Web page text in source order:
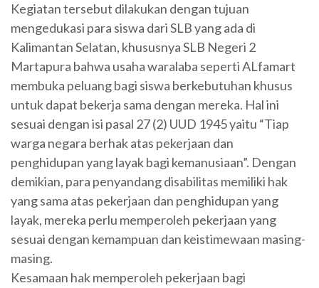
Kegiatan tersebut dilakukan dengan tujuan
mengedukasi para siswa dari SLB yang ada di
Kalimantan Selatan, khususnya SLB Negeri 2
Martapura bahwa usaha waralaba seperti ALfamart
membuka peluang bagi siswa berkebutuhan khusus
untuk dapat bekerja sama dengan mereka. Hal ini
sesuai dengan isi pasal 27 (2) UUD 1945 yaitu “Tiap
warga negara berhak atas pekerjaan dan
penghidupan yang layak bagi kemanusiaan”. Dengan
demikian, para penyandang disabilitas memiliki hak
yang sama atas pekerjaan dan penghidupan yang
layak, mereka perlu memperoleh pekerjaan yang
sesuai dengan kemampuan dan keistimewaan masing-
masing.
Kesamaan hak memperoleh pekerjaan bagi